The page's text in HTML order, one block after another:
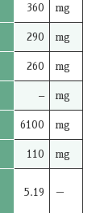
360 mg
290 mg
260 mg
– mg
6100 mg
110 mg
5.19 －